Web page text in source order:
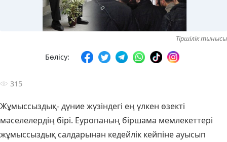
Тіршілік тынысы
Бөлісу:
315
Жұмыссыздық- дүние жүзіндегі ең үлкен өзекті
мәселелердің бірі. Еуропаның біршама мемлекеттері
жұмыссыздық салдарынан кедейлік кейпіне ауысып